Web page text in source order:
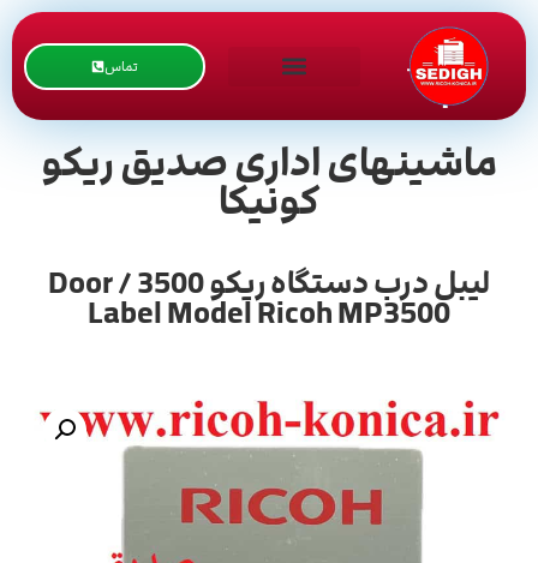
تماس
ماشینهای اداری صدیق ریکو
کونیکا
لیبل درب دستگاه ریکو 3500 / Door
Label Model Ricoh MP3500